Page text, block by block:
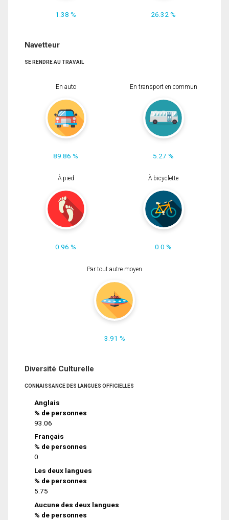
1.38 % 26.32 %
Navetteur
SE RENDRE AU TRAVAIL
En auto
89.86 %
En transport en commun
5.27 %
À pied
0.96 %
À bicyclette
0.0 %
Par tout autre moyen
3.91 %
Diversité Culturelle
CONNAISSANCE DES LANGUES OFFICIELLES
Anglais
% de personnes
93.06
Français
% de personnes
0
Les deux langues
% de personnes
5.75
Aucune des deux langues
% de personnes